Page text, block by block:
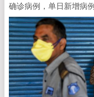
确诊病例，单日新增病